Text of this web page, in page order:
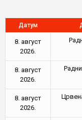
Датум
8. август
2026.
8. август
2026.
8. август
2026.